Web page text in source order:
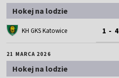
Hokej na lodzie
KH GKS Katowice 1 - 4
21 MARCA 2026
Hokej na lodzie